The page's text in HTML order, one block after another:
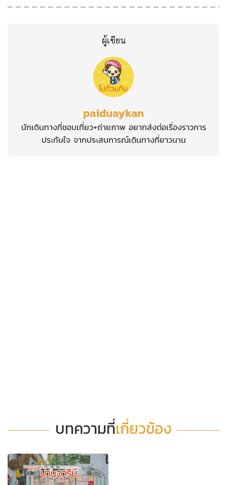
ผู้เขียน
paiduaykan
นักเดินทางที่ชอบเที่ยว+ถ่ายภาพ อยากส่งต่อเรื่องราวการ
ประทับใจ จากประสบการณ์เดินทางที่ยาวนาน
บทความที่เกี่ยวข้อง